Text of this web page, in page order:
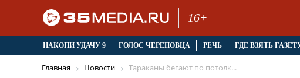
16+
НАКОПИ УДАЧУ 9 ГОЛОС ЧЕРЕПОВЦА РЕЧЬ ГДЕ ВЗЯТЬ
Главная Новости Тараканы бегают по потолк...